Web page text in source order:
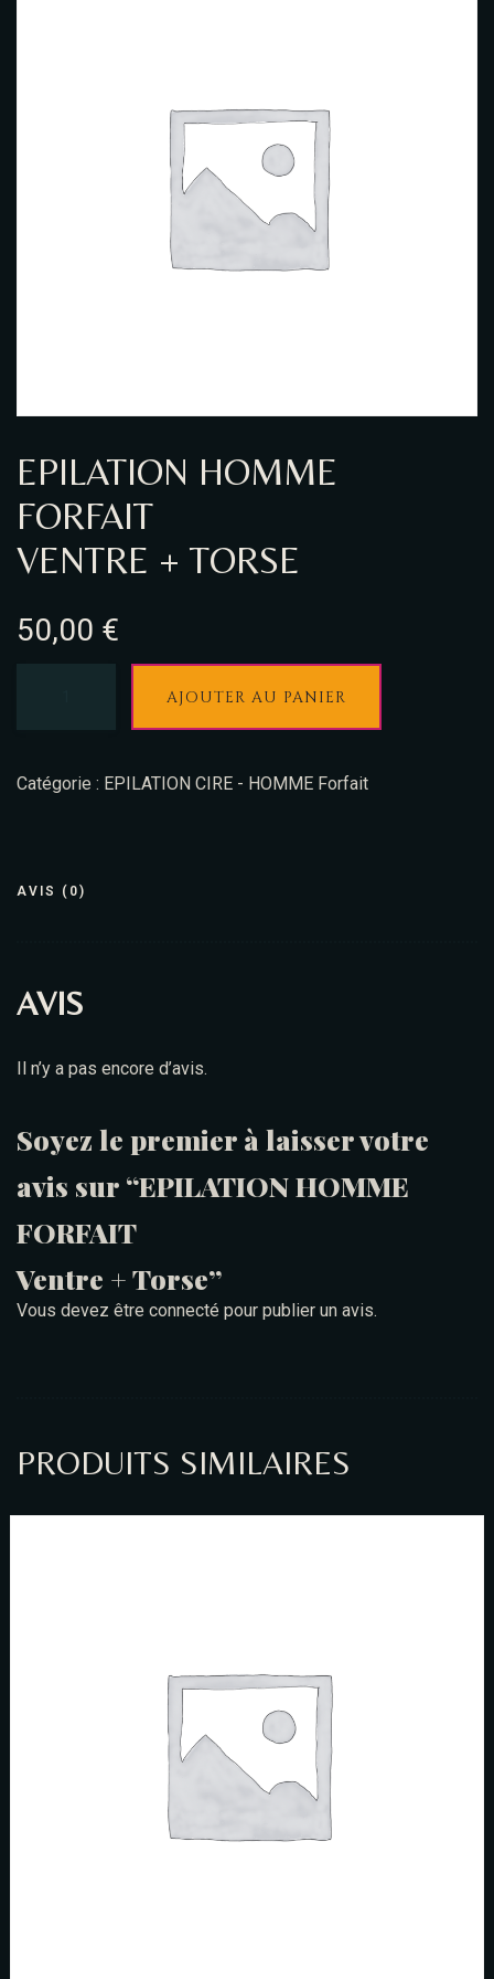
EPILATION HOMME
FORFAIT
VENTRE + TORSE
50,00 €
AJOUTER AU PANIER
Catégorie : EPILATION CIRE - HOMME Forfait
AVIS (0)
AVIS
Il n’y a pas encore d’avis.
Soyez le premier à laisser votre
avis sur “EPILATION HOMME
FORFAIT
Ventre + Torse”
Vous devez être connecté pour publier un avis.
PRODUITS SIMILAIRES